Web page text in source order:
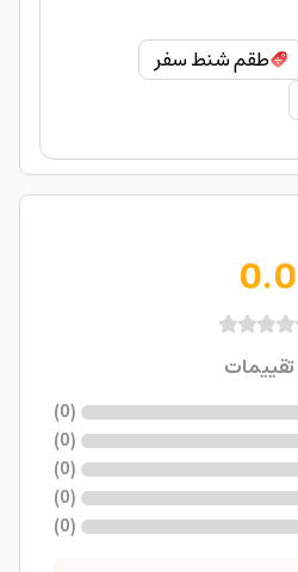
طقم شنط سفر
0.0
تقييمات
(
0
)
(
0
)
(
0
)
(
0
)
(
0
)